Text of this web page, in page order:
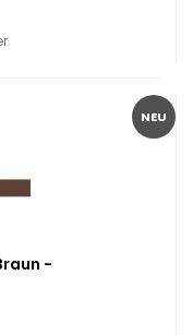
NEU
-